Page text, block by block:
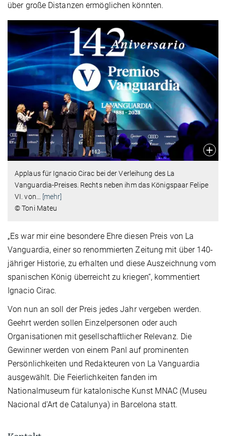
über große Distanzen ermöglichen könnten.
Applaus für Ignacio Cirac bei der Verleihung des La
Vanguardia-Preises. Rechts neben ihm das Königspaar Felipe
VI. von
[mehr]
© Toni Mateu
„Es war mir eine besondere Ehre diesen Preis von La
Vanguardia, einer so renommierten Zeitung mit über 140-
jähriger Historie, zu erhalten und diese Auszeichnung vom
spanischen König überreicht zu kriegen“, kommentiert
Ignacio Cirac.
Von nun an soll der Preis jedes Jahr vergeben werden.
Geehrt werden sollen Einzelpersonen oder auch
Organisationen mit gesellschaftlicher Relevanz. Die
Gewinner werden von einem Panl auf prominenten
Persönlichkeiten und Redakteuren von La Vanguardia
ausgewählt. Die Feierlichkeiten fanden im
Nationalmuseum für katalonische Kunst MNAC (Museu
Nacional d'Art de Catalunya) in Barcelona statt.